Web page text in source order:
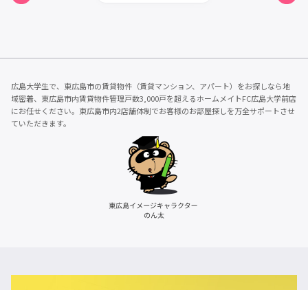
広島大学生で、東広島市の賃貸物件（賃貸マンション、アパート）をお探しなら地
域密着、東広島市内賃貸物件管理戸数3,000戸を超えるホームメイトFC広島大学前店
にお任せください。東広島市内2店舗体制でお客様のお部屋探しを万全サポートさせ
ていただきます。